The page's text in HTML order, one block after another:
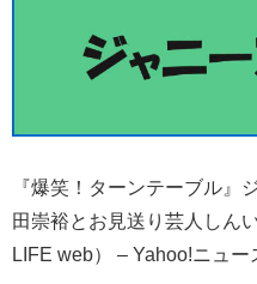
『爆笑！ターンテーブル』
田崇裕とお見送り芸人しん
LIFE web） – Yahoo!ニュー